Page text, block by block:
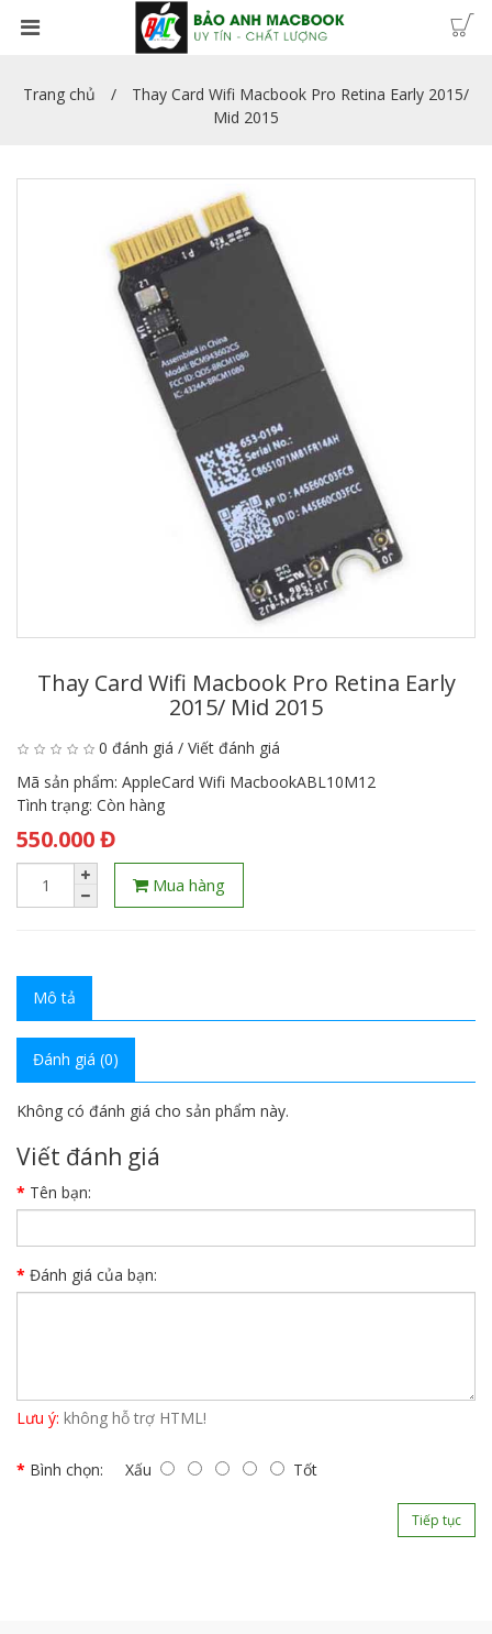
Trang chủ
Thay Card Wifi Macbook Pro Retina Early 2015/
Mid 2015
Thay Card Wifi Macbook Pro Retina Early
2015/ Mid 2015
0 đánh giá / Viết đánh giá
Mã sản phẩm: AppleCard Wifi MacbookABL10M12
Tình trạng: Còn hàng
550.000 Đ
Mua hàng
Mô tả
Đánh giá (0)
Không có đánh giá cho sản phẩm này.
Viết đánh giá
Tên bạn:
Đánh giá của bạn:
Lưu ý: không hỗ trợ HTML!
Bình chọn: Xấu Tốt
Tiếp tục